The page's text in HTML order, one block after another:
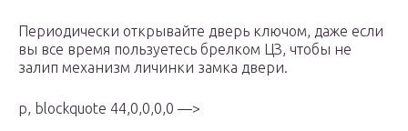
Периодически открывайте дверь ключом, даже если
вы все время пользуетесь брелком ЦЗ, чтобы не
залип механизм личинки замка двери.
p, blockquote 44,0,0,0,0 —>